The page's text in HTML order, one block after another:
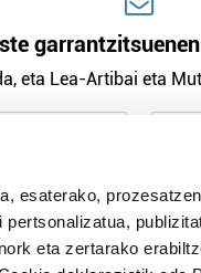
esaterako,
eta zertarako
eta Lea-Artibai eta